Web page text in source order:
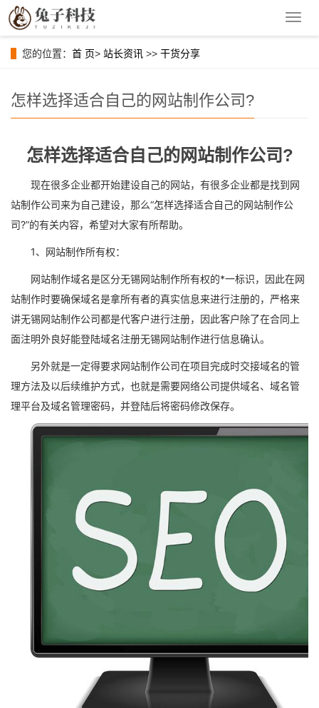
导
您的位置： 首 页> 站长资讯 >> 干货分享
怎样选择适合自己的网站制作公司?
怎样选择适合自己的网站制作公司?
现在很多企业都开始建设自己的网站，有很多企业都是找到网
站制作公司来为自己建设，那么“怎样选择适合自己的网站制作公
司?”的有关内容，希望对大家有所帮助。
1、网站制作所有权：
网站制作域名是区分无锡网站制作所有权的*一标识，因此在网
站制作时要确保域名是拿所有者的真实信息来进行注册的，严格来
讲无锡网站制作公司都是代客户进行注册，因此客户除了在合同上
面注明外良好能登陆域名注册无锡网站制作进行信息确认。
另外就是一定得要求网站制作公司在项目完成时交接域名的管
理方法及以后续维护方式，也就是需要网络公司提供域名、域名管
理平台及域名管理密码，并登陆后将密码修改保存。